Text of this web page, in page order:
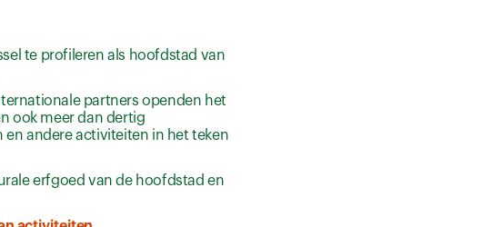
te profileren als hoofdstad van
partners openden het
ook meer dan dertig
andere activiteiten in het teken
erfgoed van de hoofdstad en